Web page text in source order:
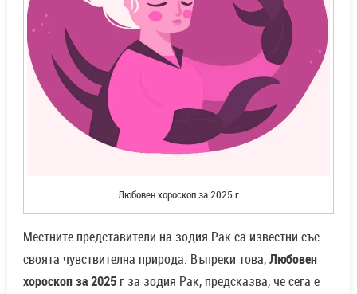
Любовен хороскоп за 2025 г
Местните представители на зодия Рак са известни със
своята чувствителна природа. Въпреки това,Любовен
хороскоп за 2025г за зодия Рак, предсказва, че сега е